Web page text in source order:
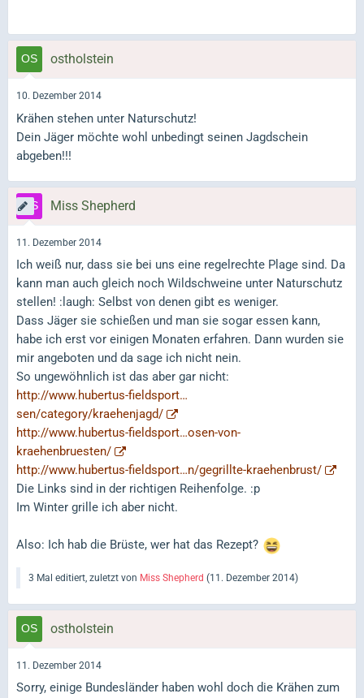
ostholstein
10. Dezember 2014
Krähen stehen unter Naturschutz!
Dein Jäger möchte wohl unbedingt seinen Jagdschein
abgeben!!!
Miss Shepherd
11. Dezember 2014
Ich weiß nur, dass sie bei uns eine regelrechte Plage sind. Da
kann man auch gleich noch Wildschweine unter Naturschutz
stellen! :laugh: Selbst von denen gibt es weniger.
Dass Jäger sie schießen und man sie sogar essen kann,
habe ich erst vor einigen Monaten erfahren. Dann wurden sie
mir angeboten und da sage ich nicht nein.
So ungewöhnlich ist das aber gar nicht:
http://www.hubertus-fieldsport…
sen/category/kraehenjagd/
http://www.hubertus-fieldsport…osen-von-
kraehenbruesten/
http://www.hubertus-fieldsport…n/gegrillte-kraehenbrust/
Die Links sind in der richtigen Reihenfolge. :p
Im Winter grille ich aber nicht.
Also: Ich hab die Brüste, wer hat das Rezept?
3 Mal editiert, zuletzt von Miss Shepherd (11. Dezember 2014)
ostholstein
11. Dezember 2014
Sorry, einige Bundesländer haben wohl doch die Krähen zum